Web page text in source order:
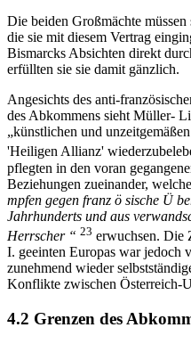
Die beiden Großmächte
die sie mit diesem Vertrag
Bismarcks Absichten direkt
erfüllten sie sie damit gänzlich.
Angesichts des anti-
des Abkommens sieht Müller-
„künstlichen und
'Heiligen Allianz'
pflegten in den voran
Beziehungen zueinander,
mpfen gegen franz ö sische Ü
Jahrhunderts und aus
Herrscher “ 23 erwuchsen. Die
I. geeinten Europas war jedoch
zunehmend wieder
Konflikte zwischen Österreich-
4.2 Grenzen des